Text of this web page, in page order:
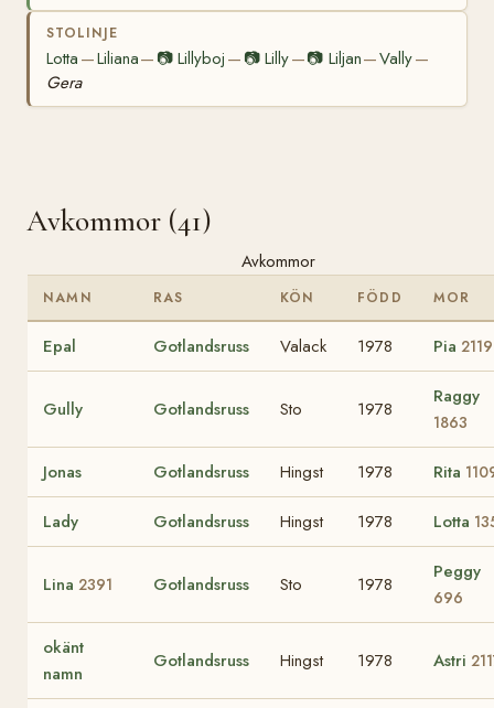
STOLINJE
Lotta —Liliana— 📷Lillyboj — 📷Lilly—📷 Liljan—Vally—
Gera
Avkommor (41)
Avkommor
NAMN RAS KÖN FÖDD MOR
Epal Gotlandsruss Valack 1978 Pia 2119
Gully Gotlandsruss Sto 1978
Raggy
1863
Jonas Gotlandsruss Hingst 1978 Rita
Lady Gotlandsruss Hingst 1978 Lotta
Lina 2391 Gotlandsruss Sto 1978
Peggy
696
okänt
namn
Gotlandsruss Hingst 1978 Astri